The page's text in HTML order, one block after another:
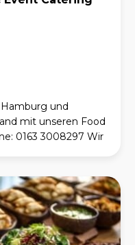
Hamburg und
mit unseren Food
0163 3008297 Wir